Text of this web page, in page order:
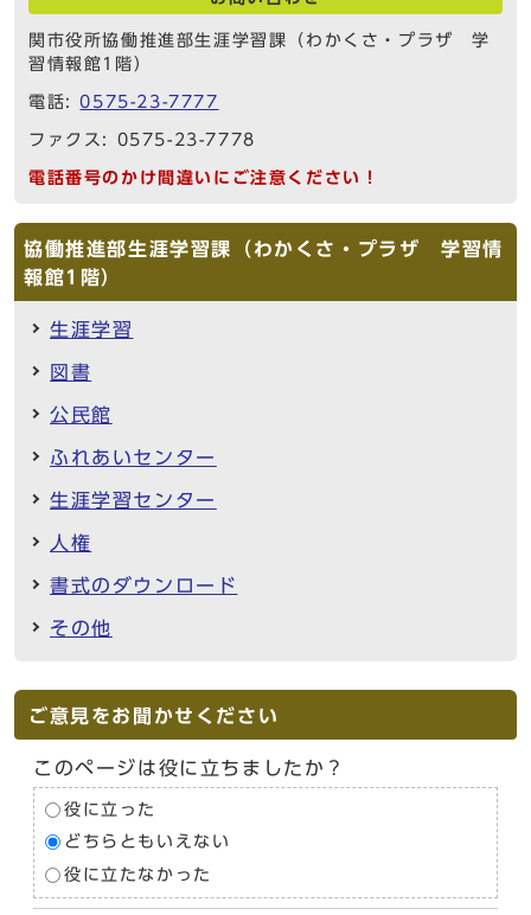
関市役所協働推進部生涯学習課（わかくさ・プラザ 学
習情報館1階）
電話:0575-23-7777
ファクス: 0575-23-7778
電話番号のかけ間違いにご注意ください！
協働推進部生涯学習課（わかくさ・プラザ 学習情
報館1階）
生涯学習
図書
公民館
ふれあいセンター
生涯学習センター
人権
書式のダウンロード
その他
ご意見をお聞かせください
このページは役に立ちましたか？
役に立った
どちらともいえない
役に立たなかった